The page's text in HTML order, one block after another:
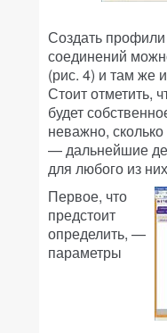
Создать
соединений
(рис. 4) и там же
Стоит отметить,
будет
неважно,
— дальнейшие
для любого из
Первое, что
предстоит
определить, —
параметры